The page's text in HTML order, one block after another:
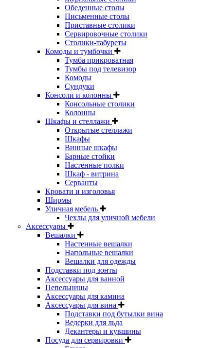
Обеденные столы
Письменные столы
Приставные столики
Сервировочные столики
Столики-табуреты
Комоды и тумбочки
Тумба прикроватная
Тумбы под телевизор
Комоды
Сундуки
Консоли и колонны
Консольные столики
Колонны
Шкафы и стеллажи
Открытые стеллажи
Шкафы
Винные шкафы
Барные стойки
Настенные полки
Шкаф - витрина
Серванты
Кровати и изголовья
Ширмы
Уличная мебель
Чехлы для уличной мебели
Аксессуары
Вешалки
Настенные вешалки
Напольные вешалки
Вешалки для одежды
Подставки под зонты
Аксессуары для ванной
Пепельницы
Аксессуары для камина
Аксессуары для вина
Подставки под бутылки вина
Ведерки для льда
Декантеры и кувшины
Посуда для сервировки